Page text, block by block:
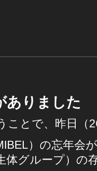
ありました
ことで、昨日（
）の忘年会
体グループ）の